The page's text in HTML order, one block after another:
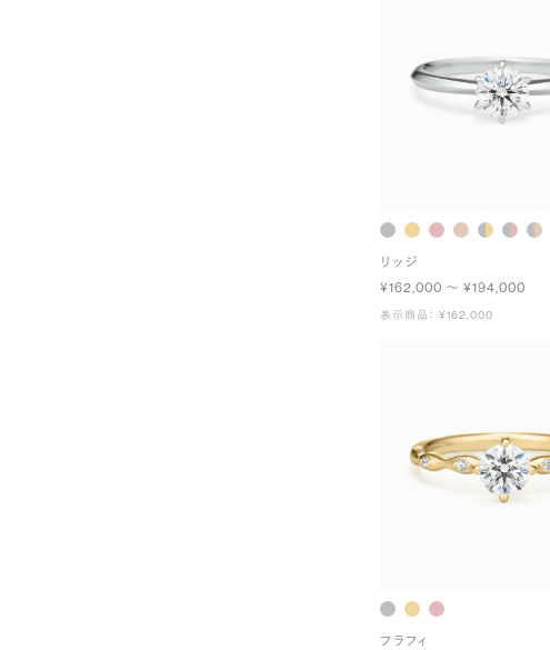
リッジ
¥162,000 〜 ¥194,000
表示商品： ¥162,000
フラフィ